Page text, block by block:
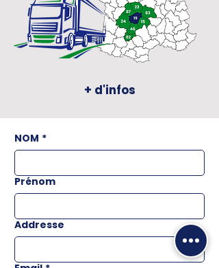
+ d'infos
NOM *
Prénom
Addresse